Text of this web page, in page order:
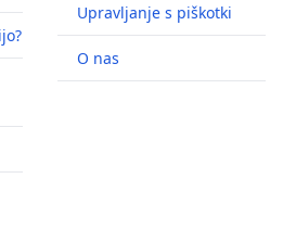
Upravljanje s piškotki
O nas